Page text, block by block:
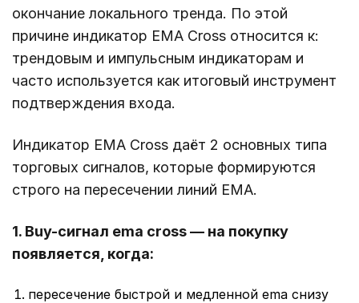
окончание локального тренда. По этой
причине индикатор EMA Cross относится к:
трендовым и импульсным индикаторам и
часто используется как итоговый инструмент
подтверждения входа.
Индикатор EMA Cross даёт 2 основных типа
торговых сигналов, которые формируются
строго на пересечении линий EMA.
1. Buy-сигнал ema cross — на покупку
появляется, когда:
пересечение быстрой и медленной ema снизу